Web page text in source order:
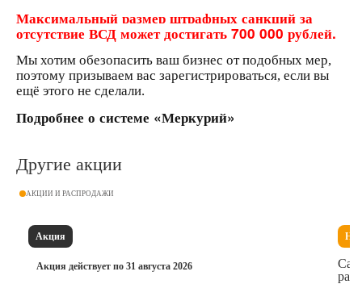
Расходные материалы
Хирургические инструменты
Максимальный размер штрафных санкций за
отсутствие ВСД может достигать 700 000 рублей.
Мы хотим обезопасить ваш бизнес от подобных мер,
поэтому призываем вас зарегистрироваться, если вы
ещё этого не сделали.
Подробнее о системе «Меркурий»
Другие акции
АКЦИИ И РАСПРОДАЖИ
Акция
Акция действует по 31 августа 2026